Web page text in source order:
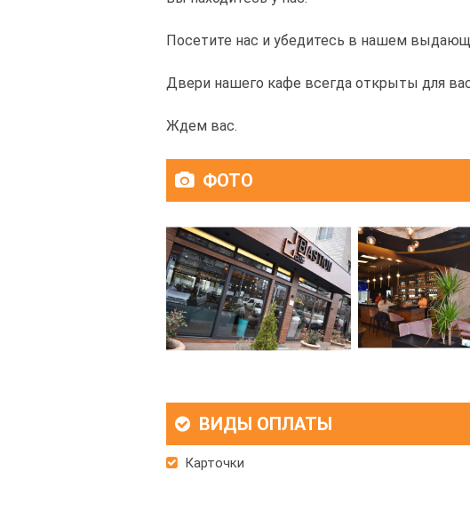
Посетите нас и убедитесь в нашем
Двери нашего кафе всегда открыты для
Ждем вас.
ФОТО
ВИДЫ ОПЛАТЫ
Карточки